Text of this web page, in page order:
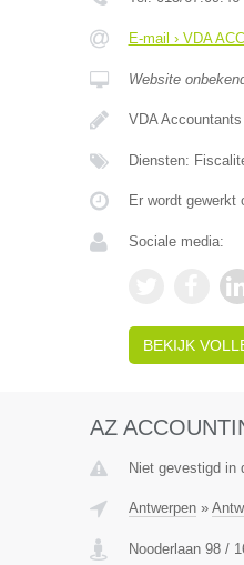
E-mail › VDA
Website
VDA
Diensten:
Er wordt gewerkt
Sociale media:
BEKIJK
AZ
Niet gevestigd in
Antwerpen»
Nooderlaan 98 /